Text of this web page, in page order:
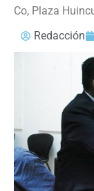
Co, Plaza
Redacción